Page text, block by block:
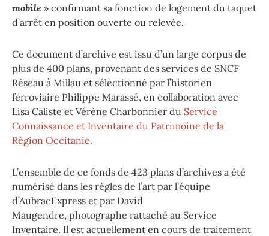
mobile » confirmant sa fonction de logement du taquet
d’arrêt en position ouverte ou relevée.
Ce document d’archive est issu d’un large corpus de
plus de 400 plans, provenant des services de SNCF
Réseau à Millau et sélectionné par l’historien
ferroviaire Philippe Marassé, en collaboration avec
Lisa Caliste et Vérène Charbonnier du Service
Connaissance et Inventaire du Patrimoine de la
Région Occitanie.
L’ensemble de ce fonds de 423 plans d’archives a été
numérisé dans les règles de l’art par l’équipe
d’AubracExpress et par David
Maugendre, photographe rattaché au Service
Inventaire. Il est actuellement en cours de traitement